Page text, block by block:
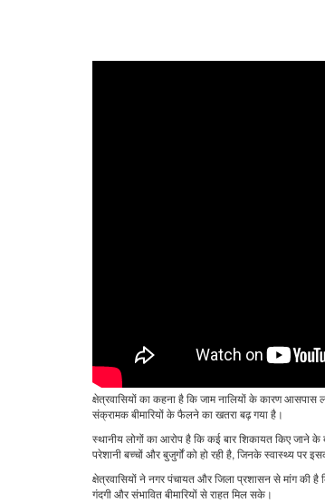
क्षेत्रवासियों का कहना है कि जाम नालियों के कारण आसपास
संक्रामक बीमारियों के फैलने का खतरा बढ़ गया है।
स्थानीय लोगों का आरोप है कि कई बार शिकायत किए जाने
परेशानी बच्चों और बुजुर्गों को हो रही है, जिनके स्वास्थ्य पर
क्षेत्रवासियों ने नगर पंचायत और जिला प्रशासन से मांग की
गंदगी और संभावित बीमारियों से राहत मिल सके।